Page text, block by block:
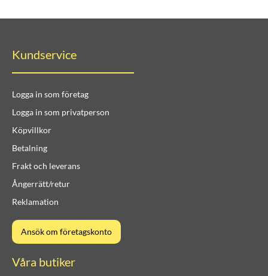
Kundservice
Logga in som företag
Logga in som privatperson
Köpvillkor
Betalning
Frakt och leverans
Ångerrätt/retur
Reklamation
Ansök om företagskonto
Våra butiker